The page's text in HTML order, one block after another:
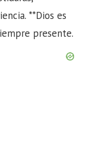
**Dios es
presente.